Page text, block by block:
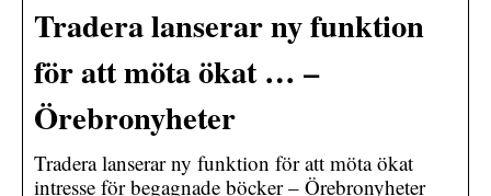
Tradera lanserar ny funktion
för att möta ökat … –
Örebronyheter
Tradera lanserar ny funktion för att möta ökat
intresse för begagnade böcker – Örebronyheter